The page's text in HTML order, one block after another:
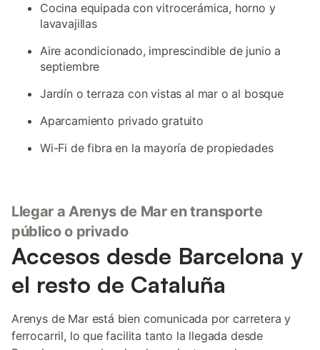
Cocina equipada con vitrocerámica, horno y
lavavajillas
Aire acondicionado, imprescindible de junio a
septiembre
Jardín o terraza con vistas al mar o al bosque
Aparcamiento privado gratuito
Wi-Fi de fibra en la mayoría de propiedades
Llegar a Arenys de Mar en transporte
público o privado
Accesos desde Barcelona y
el resto de Cataluña
Arenys de Mar está bien comunicada por carretera y
ferrocarril, lo que facilita tanto la llegada desde